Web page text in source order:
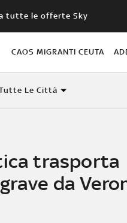
tutte le offerte Sky
CAOS MIGRANTI CEUTA
Le Città
trasporta
da